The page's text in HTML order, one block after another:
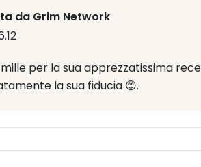
da Grim Network
per la sua apprezzatissima
la sua fiducia 😊.